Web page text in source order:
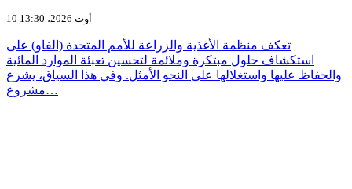
10 أوت 2026، 13:30
تعكف منظمة الأغذية والزراعة للأمم المتحدة (الفاو) على
استكشاف حلول مبتكرة وملائمة لتحسين تعبئة الموارد المائية
والحفاظ عليها واستغلالها على النحو الأمثل. وفي هذا السياق، يشرع
مشروع…